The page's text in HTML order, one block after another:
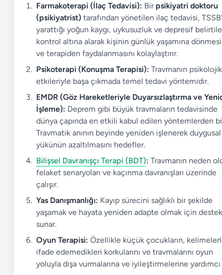
Farmakoterapi (İlaç Tedavisi): Bir psikiyatri doktoru
(psikiyatrist) tarafından yönetilen ilaç tedavisi,
yarattığı yoğun kaygı, uykusuzluk ve depresif
kontrol altına alarak kişinin günlük yaşamına
ve terapiden faydalanmasını kolaylaştırır.
Psikoterapi (Konuşma Terapisi): Travmanın psikolojik
etkileriyle başa çıkmada temel tedavi yöntemidir.
EMDR (Göz Hareketleriyle Duyarsızlaştırma ve
İşleme): Deprem gibi büyük travmaların tedavisinde
dünya çapında en etkili kabul edilen yöntemlerden
Travmatik anının beyinde yeniden işlenerek duygusal
yükünün azaltılmasını hedefler.
Bilişsel Davranışçı Terapi (BDT): Travmanın neden
felaket senaryoları ve kaçınma davranışları üzerinde
çalışır.
Yas Danışmanlığı: Kayıp sürecini sağlıklı bir şekilde
yaşamak ve hayata yeniden adapte olmak için destek
sunar.
Oyun Terapisi: Özellikle küçük çocukların,
ifade edemedikleri korkularını ve travmalarını oyun
yoluyla dışa vurmalarına ve iyileştirmelerine